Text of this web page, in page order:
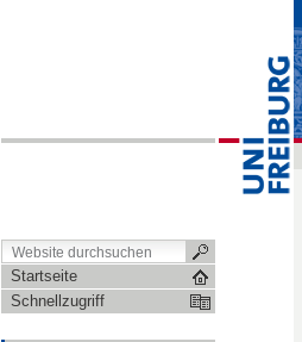
Startseite
Schnellzugriff